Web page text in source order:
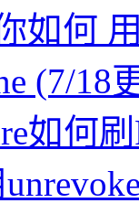
如何
(7/18
如何